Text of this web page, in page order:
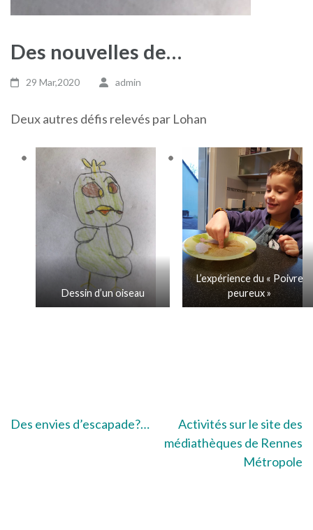
Des nouvelles de…
29 Mar,2020 admin
Deux autres défis relevés par Lohan
Dessin d’un oiseau
L’expérience du « Poivre
peureux »
Navigation
Des envies d’escapade?…
Activités sur le site des
médiathèques de Rennes
Métropole